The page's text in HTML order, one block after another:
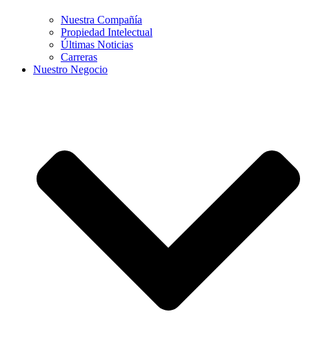
Nuestra Compañía
Propiedad Intelectual
Últimas Noticias
Carreras
Nuestro Negocio